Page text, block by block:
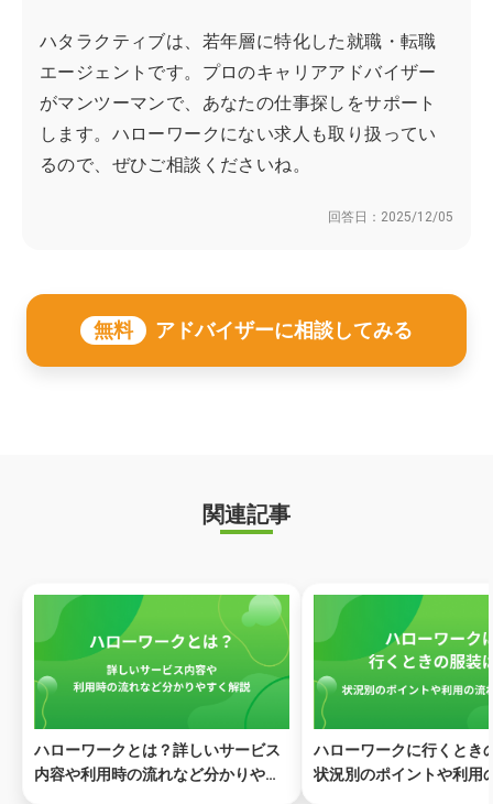
ハタラクティブは、若年層に特化した就職・転職
エージェントです。プロのキャリアアドバイザー
がマンツーマンで、あなたの仕事探しをサポート
します。ハローワークにない求人も取り扱ってい
るので、ぜひご相談くださいね。
回答日： 2025/12/05
無料 アドバイザーに相談してみる
関連記事
ハローワークとは？詳しいサービス
内容や利用時の流れなど分かりやす
ハローワークに行くとき
状況別のポイントや利用